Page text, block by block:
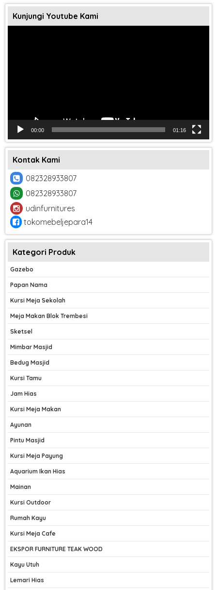
Kunjungi Youtube Kami
00:00 01:16
Kontak Kami
082328933807
082328933807
udinfurnitures
tokomebeljepara14
Kategori Produk
Gazebo
Papan Nama
Kursi Meja Sekolah
Meja Makan Blok Trembesi
Sketsel
Mimbar Masjid
Bedug Masjid
Kursi Tamu
Jam Hias
Kursi Meja Makan
Ayunan
Pintu Masjid
Kursi Meja Payung
Aquarium Ikan Hias
Mainan
Kursi Outdoor
Rumah Kayu
Kursi Meja Cafe
EKSPOR FURNITURE TEAK WOOD
Kayu Utuh
Lemari Hias